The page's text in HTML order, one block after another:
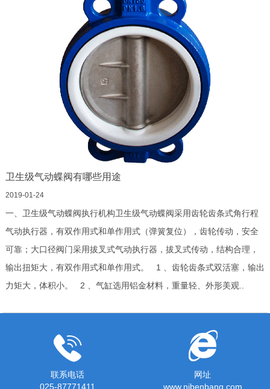
卫生级气动蝶阀有哪些用途
2019-01-24
一、卫生级气动蝶阀执行机构卫生级气动蝶阀采用齿轮齿条式角行程
气动执行器，有双作用式和单作用式（弹簧复位），齿轮传动，安全
可靠；大口径阀门采用拔叉式气动执行器，拔叉式传动，结构合理，
输出扭矩大，有双作用式和单作用式。 1 、齿轮齿条式双活塞，输出
力矩大，体积小。 2 、气缸选用铝金材料，重量轻、外形美观..
联系电话
025-87771411
网址
www.njbenbang.com